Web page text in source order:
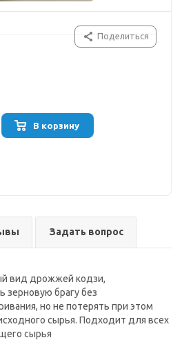
Поделиться
В корзину
Задать вопрос
вид дрожжей кодзи,
брагу без
но не потерять при этом
сырья. Подходит для всех
сырья